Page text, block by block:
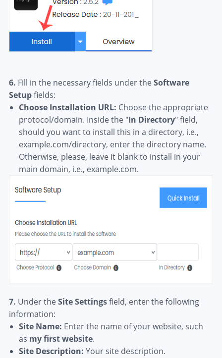
6. Fill in the necessary fields under theSoftware
Setupfields:
Choose Installation URL: Choose the appropriate
protocol/domain. Inside the "In Directory" field,
should you want to install this in a directory, i.e.,
example.com/directory, enter the directory name.
Otherwise, please, leave it blank to install in your
main domain, i.e., example.com.
7. Under theSite Settingsfield, enter the following
information:
Site Name: Enter the name of your website, such
as my first website.
Site Description: Your site description.